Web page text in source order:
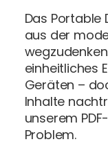
Das Portable
aus der
einheitliches
Geräten –
Inhalte
unserem
Problem.